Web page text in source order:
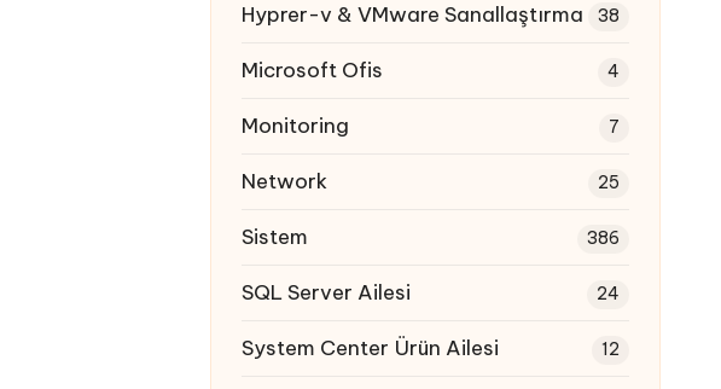
Hyprer-v & VMware Sanallaştırma 38
Microsoft Ofis 4
Monitoring 7
Network 25
Sistem 386
SQL Server Ailesi 24
System Center Ürün Ailesi 12